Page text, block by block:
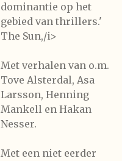
dominantie op het
gebied van thrillers.'
The Sun,/i>
Met verhalen van o.m.
Tove Alsterdal, Asa
Larsson, Henning
Mankell en Hakan
Nesser.
Met een niet eerder